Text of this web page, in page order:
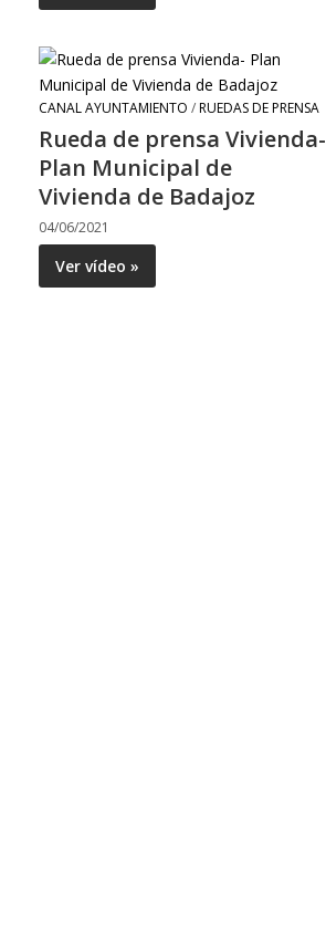
CANAL AYUNTAMIENTO /RUEDAS DE PRENSA
Rueda de prensa Vivienda-
Plan Municipal de
Vivienda de Badajoz
04/06/2021
Ver vídeo »